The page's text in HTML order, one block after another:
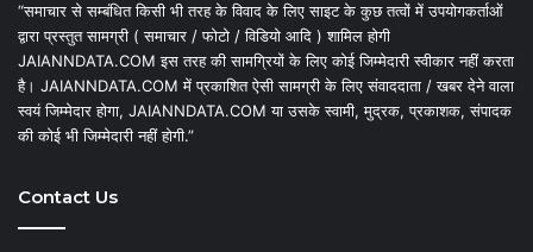
“समाचार से सम्बंधित किसी भी तरह के विवाद के लिए साइट के कुछ तत्वों में उपयोगकर्ताओं
द्वारा प्रस्तुत सामग्री ( समाचार / फोटो / विडियो आदि ) शामिल होगी
JAIANNDATA.COM इस तरह की सामग्रियों के लिए कोई जिम्मेदारी स्वीकार नहीं करता
है। JAIANNDATA.COM में प्रकाशित ऐसी सामग्री के लिए संवाददाता / खबर देने वाला
स्वयं जिम्मेदार होगा, JAIANNDATA.COM या उसके स्वामी, मुद्रक, प्रकाशक, संपादक
की कोई भी जिम्मेदारी नहीं होगी.”
Contact Us